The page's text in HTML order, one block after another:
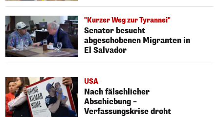
"Kurzer Weg zur Tyrannei"
Senator besucht
abgeschobenen Migranten in
El Salvador
USA
Nach fälschlicher
Abschiebung –
Verfassungskrise droht